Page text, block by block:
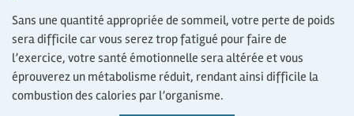
Sans une quantité appropriée de sommeil, votre perte de poids
sera difficile car vous serez trop fatigué pour faire de
l’exercice, votre santé émotionnelle sera altérée et vous
éprouverez un métabolisme réduit, rendant ainsi difficile la
combustion des calories par l’organisme.